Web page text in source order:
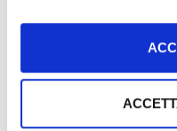
Regione Piemonte,
in collaborazione con
Nocciolatte. Si
campo dei macchinari
24 Maggio 2025